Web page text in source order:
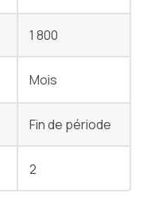
1 800
Mois
Fin de période
2